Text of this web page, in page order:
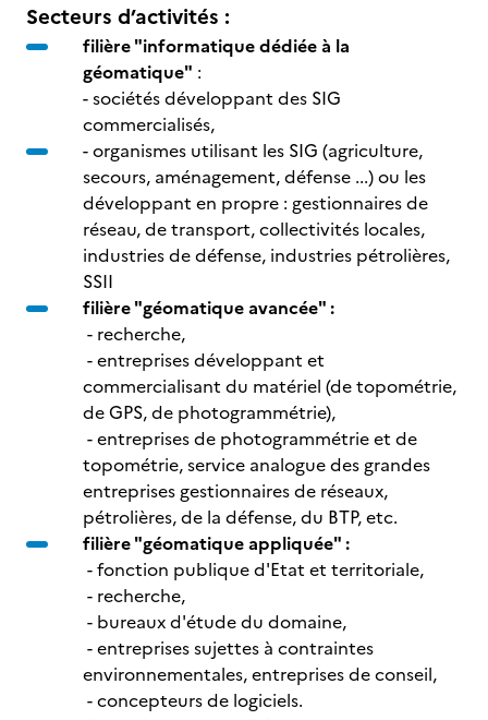
Secteurs d’activités :
filière "informatique dédiée à la
géomatique" :
- sociétés développant des SIG
commercialisés,
- organismes utilisant les SIG (agriculture,
secours, aménagement, défense ...) ou les
développant en propre : gestionnaires de
réseau, de transport, collectivités locales,
industries de défense, industries pétrolières,
SSII
filière "géomatique avancée" :
- recherche,
- entreprises développant et
commercialisant du matériel (de topométrie,
de GPS, de photogrammétrie),
- entreprises de photogrammétrie et de
topométrie, service analogue des grandes
entreprises gestionnaires de réseaux,
pétrolières, de la défense, du BTP, etc.
filière "géomatique appliquée" :
- fonction publique d'Etat et territoriale,
- recherche,
- bureaux d'étude du domaine,
- entreprises sujettes à contraintes
environnementales, entreprises de conseil,
- concepteurs de logiciels.